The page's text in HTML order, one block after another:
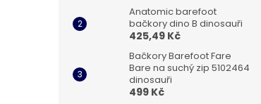
Anatomic barefoot
bačkory dino B dinosauři
425,49 Kč
Bačkory Barefoot Fare
Bare na suchý zip 5102464
dinosauři
499 Kč